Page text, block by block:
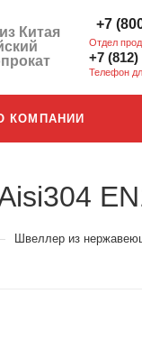
Китая
+7
Отдел
+7 (812)
Телефон
КОМПАНИИ
Швеллер из